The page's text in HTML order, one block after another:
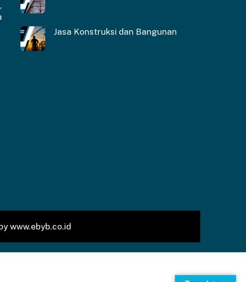
Jasa Konstruksi dan Bangunan
www.ebyb.co.id